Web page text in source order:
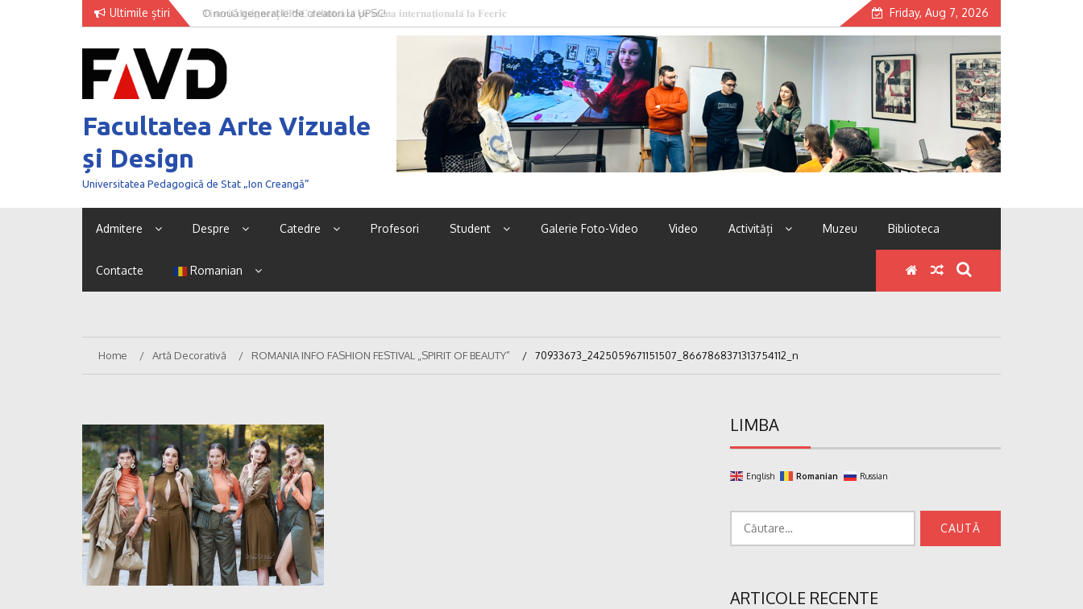
Ultimile știri O nouă generație de creatori la UPSC! Friday, Aug 7, 2026
Facultatea Arte Vizuale
și Design
Universitatea Pedagogică de Stat „Ion Creangă”
Admitere Despre Catedre Profesori Student Galerie Foto-Video Video Activități Muzeu Biblioteca
Contacte Romanian
Home Artă Decorativă ROMANIA INFO FASHION FESTIVAL „SPIRIT OF BEAUTY” 70933673_2425059671151507_8667868371313754112_n
LIMBA
English Romanian Russian
ARTICOLE RECENTE